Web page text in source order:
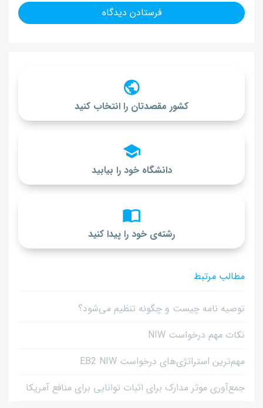
کشور مقصدتان را انتخاب کنید
دانشگاه خود را بیابید
رشته‌ی خود را پیدا کنید
مطالب مرتبط
توصیه نامه چیست و چگونه تنظیم می‌شود؟
نکات مهم درخواست NIW
مهم‌ترین استراتژی‌های درخواست EB2 NIW
جمع‌آوری موثر مدارک برای اثبات توانایی برای منافع آمریکا